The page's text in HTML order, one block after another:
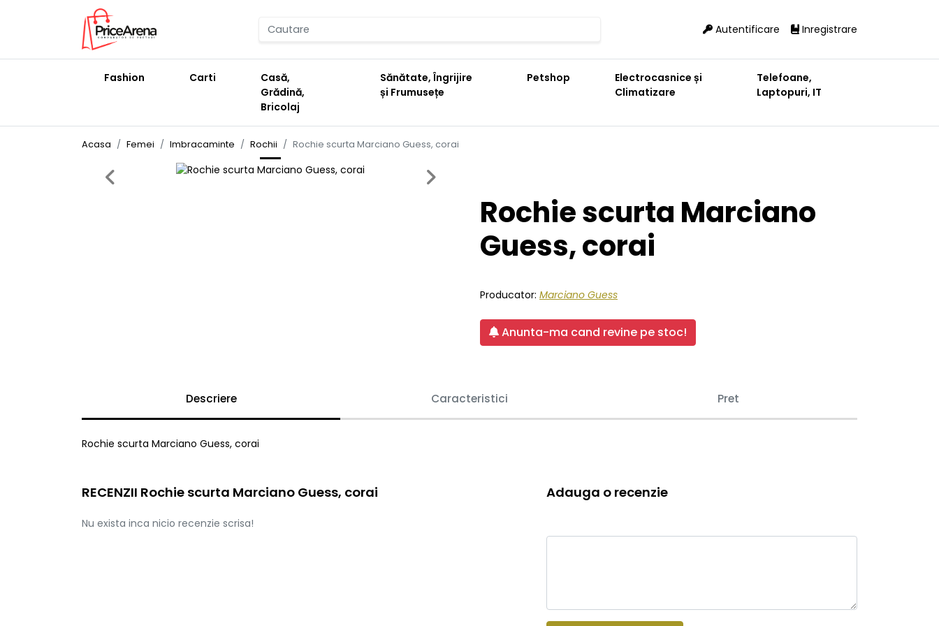
Autentificare Inregistrare
Fashion Carti
Casă,
Grădină,
Bricolaj
Sănătate, Îngrijire
și Frumusețe
Petshop
Electrocasnice și
Climatizare
Telefoane,
Laptopuri, IT
Acasa Femei Imbracaminte Rochii Rochie scurta Marciano Guess, corai
Previous Next
Rochie scurta Marciano
Guess, corai
Producator: Marciano Guess
Anunta-ma cand revine pe stoc!
Descriere Caracteristici Pret
Rochie scurta Marciano Guess, corai
RECENZII Rochie scurta Marciano Guess, corai
Nu exista inca nicio recenzie scrisa!
Adauga o recenzie